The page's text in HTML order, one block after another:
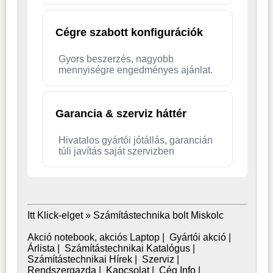
Cégre szabott konfigurációk
Gyors beszerzés, nagyobb
mennyiségre engedményes ajánlat.
Garancia & szerviz háttér
Hivatalos gyártói jótállás, garancián
túli javítás saját szervizben
Itt Klick-elget » Számítástechnika bolt Miskolc
Akció notebook, akciós Laptop |Gyártói akció
Árlista
Számítástechnikai Katalógus
Számítástechnikai Hírek
Szerviz
Rendszergazda
Kapcsolat|Cég Info